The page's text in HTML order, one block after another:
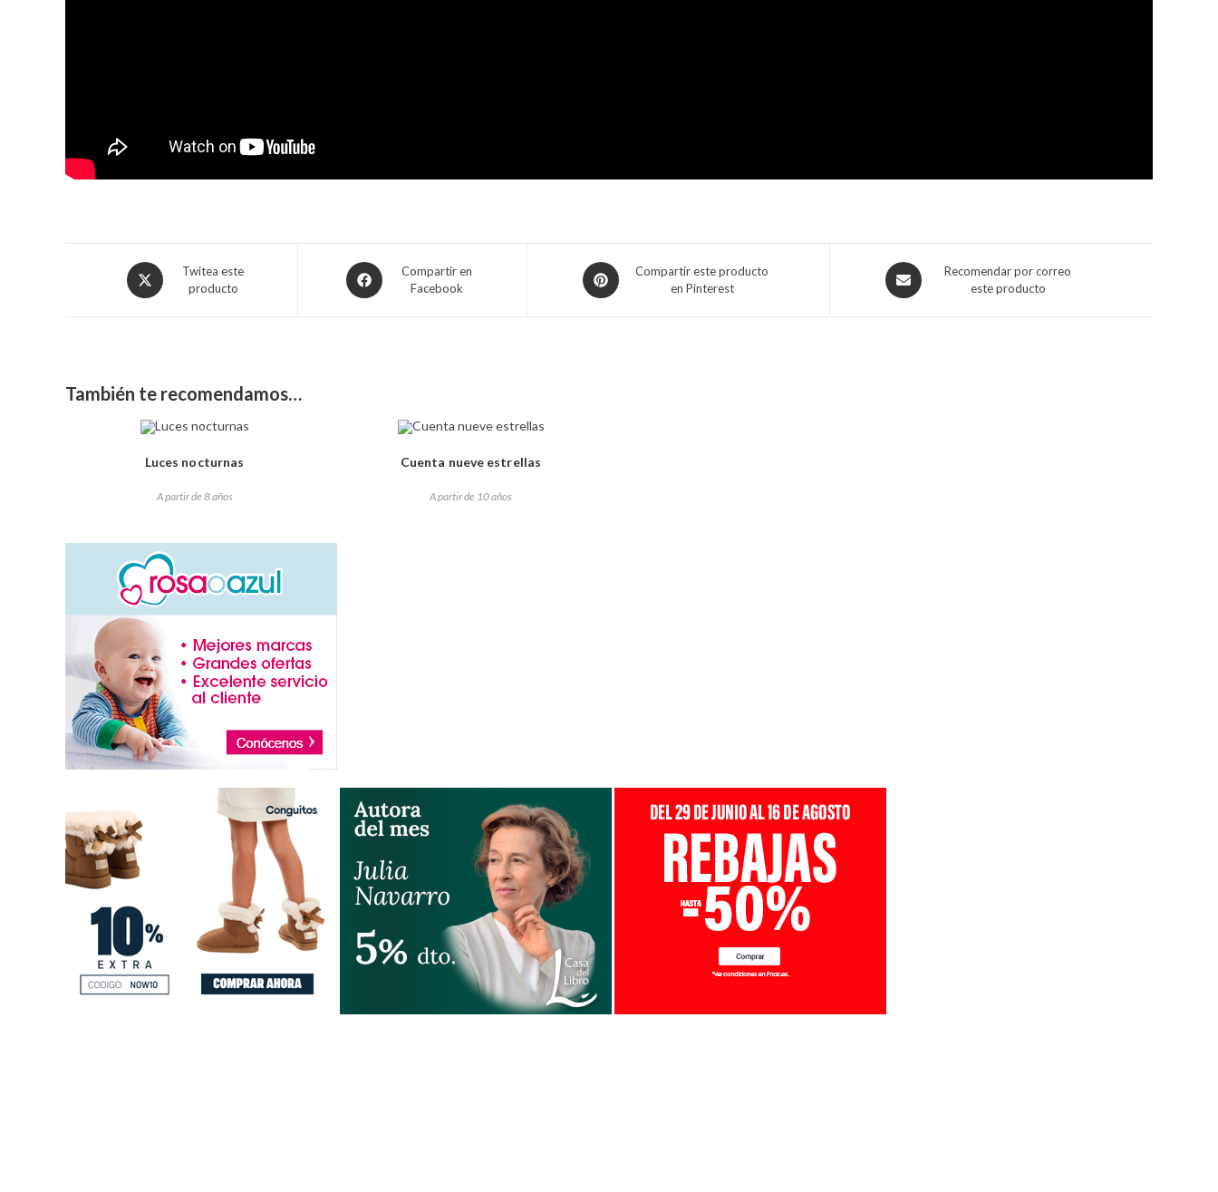
Twitea este
producto
Compartir en
Facebook
Compartir este producto
en Pinterest
Recomendar por correo
este producto
También te recomendamos…
Luces nocturnas
A partir de 8 años
Cuenta nueve estrellas
A partir de 10 años